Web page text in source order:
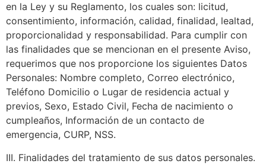
en la Ley y su Reglamento, los cuales son: licitud,
consentimiento, información, calidad, finalidad, lealtad,
proporcionalidad y responsabilidad. Para cumplir con
las finalidades que se mencionan en el presente Aviso,
requerimos que nos proporcione los siguientes Datos
Personales: Nombre completo, Correo electrónico,
Teléfono Domicilio o Lugar de residencia actual y
previos, Sexo, Estado Civil, Fecha de nacimiento o
cumpleaños, Información de un contacto de
emergencia, CURP, NSS.
III. Finalidades del tratamiento de sus datos personales.